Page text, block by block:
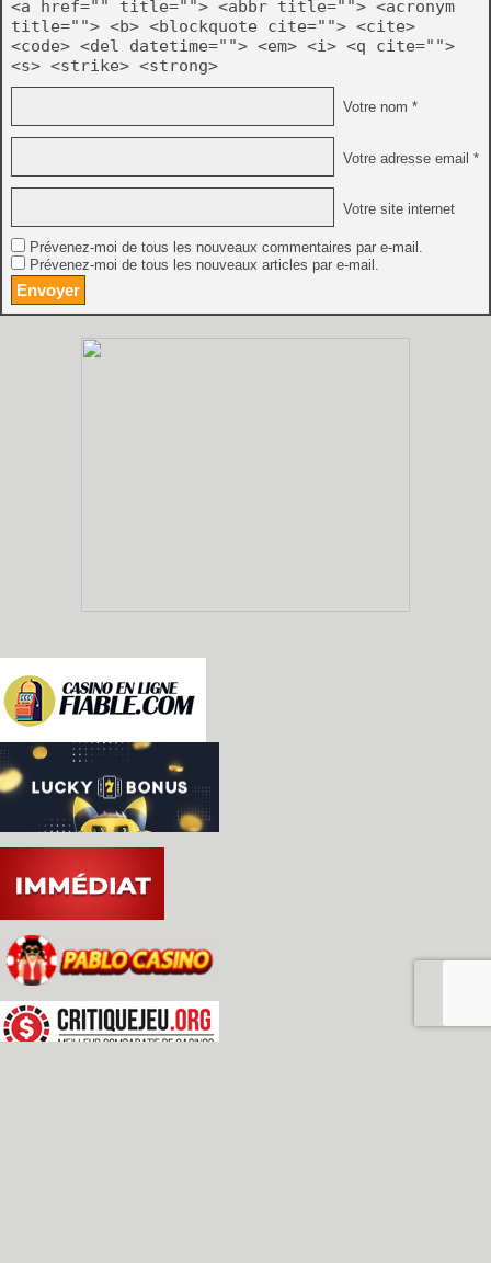
<a href="" title=""> <abbr title=""> <acronym
title=""> <b> <blockquote cite=""> <cite>
<code> <del datetime=""> <em> <i> <q cite="">
<s> <strike> <strong>
Votre nom *
Votre adresse email *
Votre site internet
Prévenez-moi de tous les nouveaux commentaires par e-mail.
Prévenez-moi de tous les nouveaux articles par e-mail.